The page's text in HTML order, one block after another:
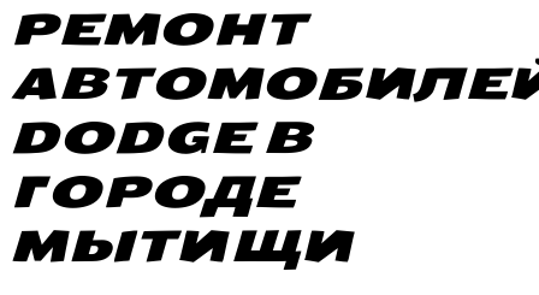
РЕМОНТ
DODGE В
ГОРОДЕ
МЫТИЩИ